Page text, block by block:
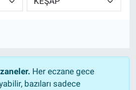
Her eczane gece
bazıları sadece